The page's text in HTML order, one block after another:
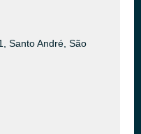
Santo André, São